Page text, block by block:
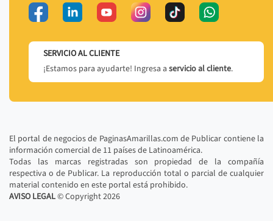
SERVICIO AL CLIENTE
¡Estamos para ayudarte! Ingresa a servicio al cliente.
El portal de negocios de PaginasAmarillas.com de Publicar contiene la
información comercial de 11 países de Latinoamérica.
Todas las marcas registradas son propiedad de la compañía
respectiva o de Publicar. La reproducción total o parcial de cualquier
material contenido en este portal está prohibido.
AVISO LEGAL© Copyright2026